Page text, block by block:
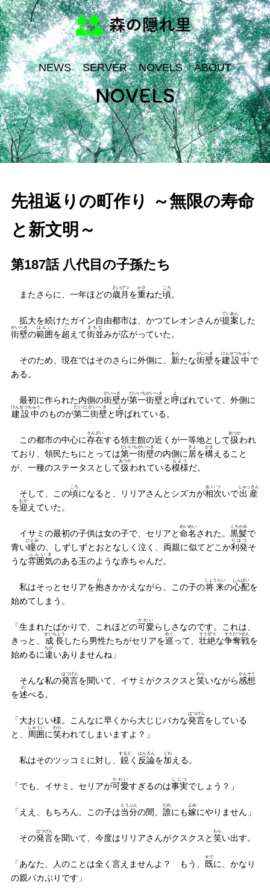
NEWS SERVER NOVELS ABOUT
NOVELS
先祖返りの町作り ～無限の寿命
と新文明～
第187話 八代目の子孫たち
またさらに、一年ほどの歳月
さいげつ
を重
かさ
ねた頃
ころ
。
拡大を続けたガイン自由都市は、かつてレオンさんが提案
ていあん
した
街壁
がいへき
の範囲
はんい
を超
こ
えて街並
まちな
みが広がっていた。
そのため、現在ではそのさらに外側に、 新
あら
たな街壁
がいへき
を建設中
けんせつちゅう
で
ある。
最初に作られた内側の街壁
がいへき
が第一街壁
だいいちがいへき
と呼
よ
ばれていて、外側に
建設中
けんせつちゅう
のものが第二街壁
だいにがいへき
と呼
よ
ばれている。
この都市の中心に存在
そんざい
する領主館の近くが一等地として扱
あつか
われ
ており、領民たちにとっては第一街壁
だいいちがいへき
の内側に 居
きょ
を構
かま
えること
が、一種のステータスとして扱
あつか
われている模様
もよう
だ。
そして、この頃
ころ
になると、リリアさんとシズカが相次
あいつ
いで出産
しゅっさん
を迎
むか
えていた。
イサミの最初の子供は女の子で、セリアと命名
めいめい
された。 黒髪
くろかみ
で
青い瞳
ひとみ
の、しずしずとおとなしく泣く、両親に似てどこか利発
りはつ
そ
うな雰囲気
ふんいき
のある玉のような赤ちゃんだ。
私はそっとセリアを抱
だ
きかかえながら、この子の将来
しょうらい
の心配
しんぱい
を
始めてしまう。
「生まれたばかりで、これほどの可愛
かわい
らしさなのです。これは、
きっと、
成長
せいちょう
したら男性たちがセリアを巡
めぐ
って、 壮絶
そうぜつ
な争奪戦
そうだつせん
を
始めるに違
ちが
いありませんね」
そんな私の発言
はつげん
を聞いて、イサミがクスクスと笑
わら
いながら感想
かんそう
を述
の
べる。
「大おじい様。こんなに早くから大じじバカな発言
はつげん
をしている
と、
周囲
しゅうい
に笑
わら
われてしまいますよ？」
私はそのツッコミに対し、 鋭
するど
く 反論
はんろん
を加
くわ
える。
「でも、イサミ。セリアが可愛
かわい
すぎるのは事実
じじつ
でしょう？」
「ええ、もちろん。この子は当分
とうぶん
の間、 誰
だれ
にも嫁
よめ
にやりません」
その発言
はつげん
を聞いて、今度はリリアさんがクスクスと笑
わら
い出す。
「あなた、人のことは全く言えませんよ？ もう、 既
すで
に、かなり
の親バカぶりです」